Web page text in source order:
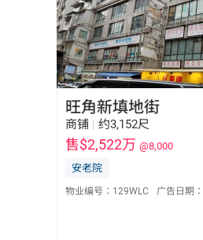
S-615060
旺角新填地街
商铺 约3,152尺
售$2,522万 @8,000
安老院
物业编号： 129WLC 广告日期：